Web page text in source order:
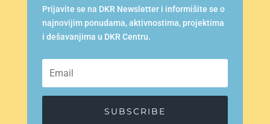
Prijavite se na DKR Newsletter i informišite se o
najnovijim ponudama, aktivnostima, projektima
i dešavanjima u DKR Centru.
SUBSCRIBE